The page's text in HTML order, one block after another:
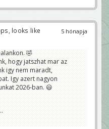
5 hónapja
looks like
🤣
hogy jatszhat mar az
igy nem maradt,
Igy azert nagyon
2026-ban. 😃